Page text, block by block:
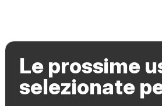
Le prossime
selezionate